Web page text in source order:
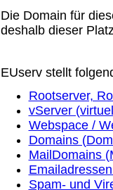
Die Domain für
deshalb dieser
EUserv stellt
Rootserver,
vServer
Webspace /
Domains
MailDomains
Spam- und